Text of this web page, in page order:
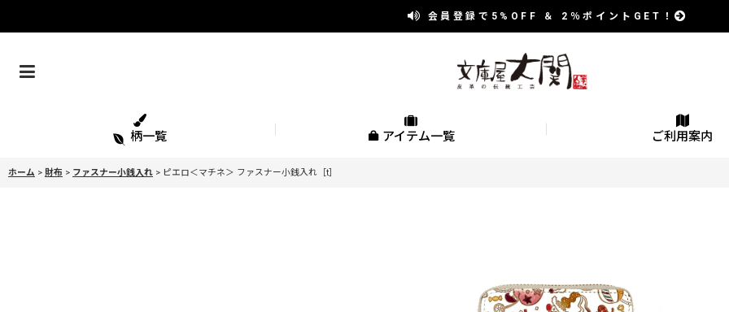
会員登録で 5%OFF ＆ 2％ポイントGET！
柄一覧 アイテム一覧 ご利用案内
ホーム > 財布 > ファスナー小銭入れ > ピエロ＜マチネ＞ ファスナー小銭入れ［t］